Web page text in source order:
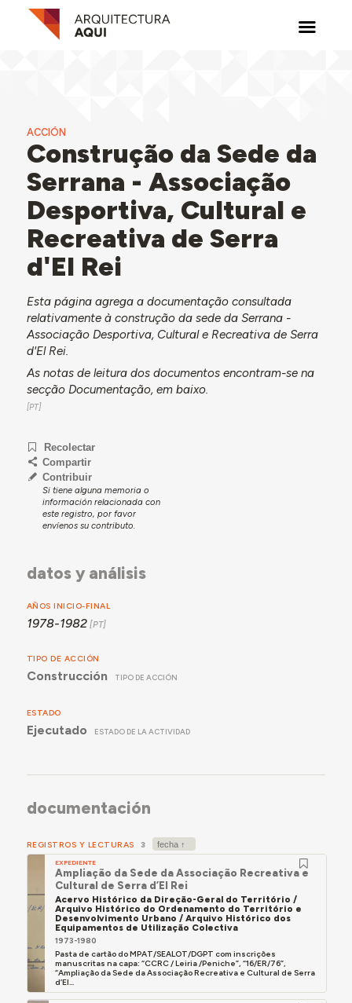
ACCIÓN
Construção da Sede da
Serrana - Associação
Desportiva, Cultural e
Recreativa de Serra
d'El Rei
Esta página agrega a documentação consultada
relativamente à construção da sede da Serrana -
Associação Desportiva, Cultural e Recreativa de Serra
d'El Rei.
As notas de leitura dos documentos encontram-se na
secção Documentação, em baixo.
Recolectar
Compartir
Contribuir
Si tiene alguna memoria o
información relacionada con
este registro, por favor
envíenos su contributo.
datos y análisis
AÑOS INICIO-FINAL
1978-1982
TIPO DE ACCIÓN
Construcción TIPO DE ACCIÓN
ESTADO
Ejecutado ESTADO DE LA ACTIVIDAD
documentación
REGISTROS Y LECTURAS 3
EXPEDIENTE
Ampliação da Sede da Associação Recreativa e
Cultural de Serra d’El Rei
Acervo Histórico da Direção-Geral do Território /
Arquivo Histórico do Ordenamento do Território e
Desenvolvimento Urbano / Arquivo Histórico dos
Equipamentos de Utilização Colectiva
1973-1980
Pasta de cartão do MPAT/SEALOT/DGPT com inscrições
manuscritas na capa: “CCRC / Leiria /Peniche”, “16/ER/76”,
“Ampliação da Sede da Associação Recreativa e Cultural de Serra
d’El...